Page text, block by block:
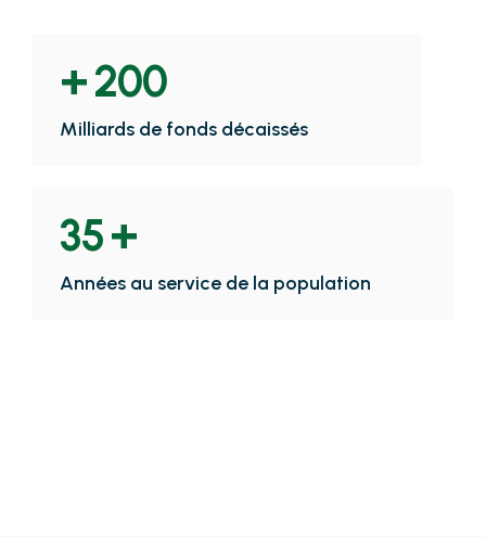
+200
Milliards de fonds décaissés
35+
Années au service de la population